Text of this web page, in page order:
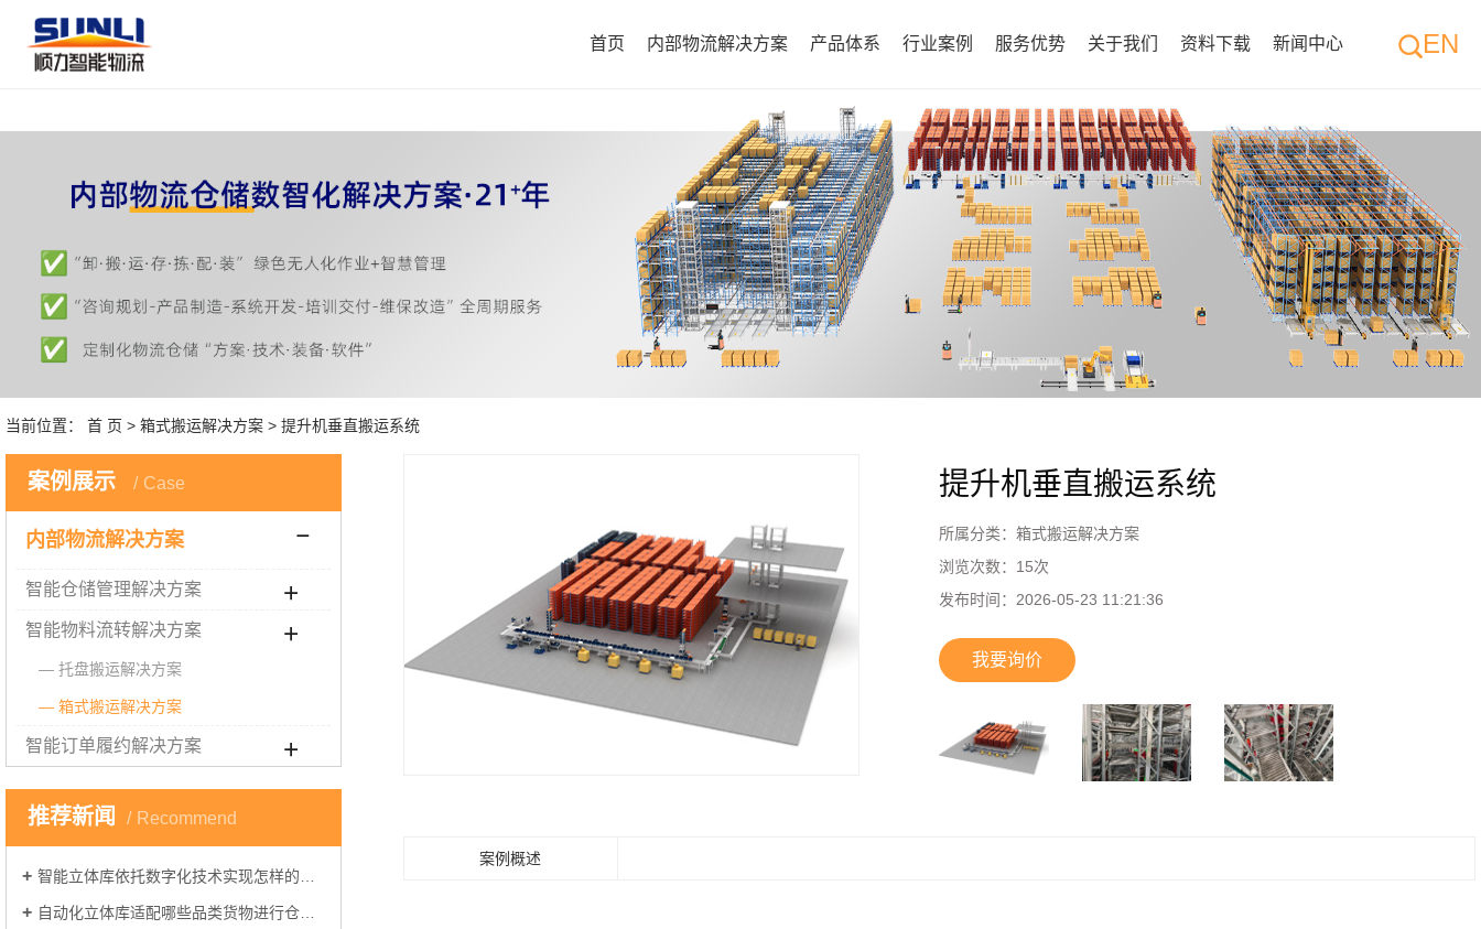
首页 内部物流解决方案 产品体系 行业案例 服务优势 关于我们 资料下载 新闻中心 EN
当前位置： 首 页 > 箱式搬运解决方案 > 提升机垂直搬运系统
案例展示 Case
内部物流解决方案
智能仓储管理解决方案
智能物料流转解决方案
托盘搬运解决方案
箱式搬运解决方案
智能订单履约解决方案
推荐新闻 Recommend
智能立体库依托数字化技术实现怎样的仓储管理
自动化立体库适配哪些品类货物进行仓储管理
提升机垂直搬运系统
所属分类：箱式搬运解决方案
浏览次数： 15次
发布时间： 2026-05-23 11:21:36
我要询价
案例概述